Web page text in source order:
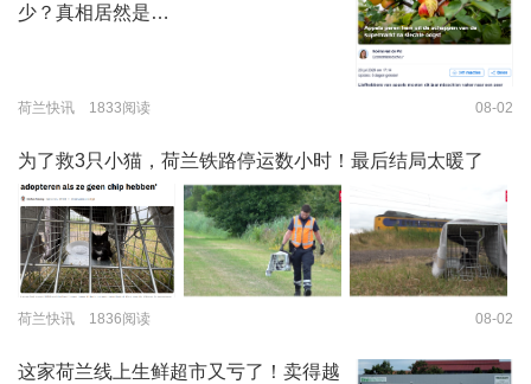
少？真相居然是…
荷兰快讯 1833阅读 08-02
为了救3只小猫，荷兰铁路停运数小时！最后结局太暖了
荷兰快讯 1836阅读 08-02
这家荷兰线上生鲜超市又亏了！卖得越